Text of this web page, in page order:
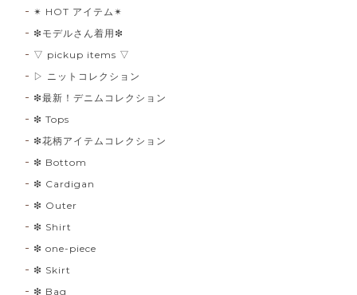
✴︎ HOT アイテム✴︎
❇︎モデルさん着用❇︎
▽ pickup items ▽
▷ ニットコレクション
❇︎最新！デニムコレクション
❇︎ Tops
❇︎花柄アイテムコレクション
❇︎ Bottom
❇︎ Cardigan
❇︎ Outer
❇︎ Shirt
❇︎ one-piece
❇︎ Skirt
❇︎ Bag